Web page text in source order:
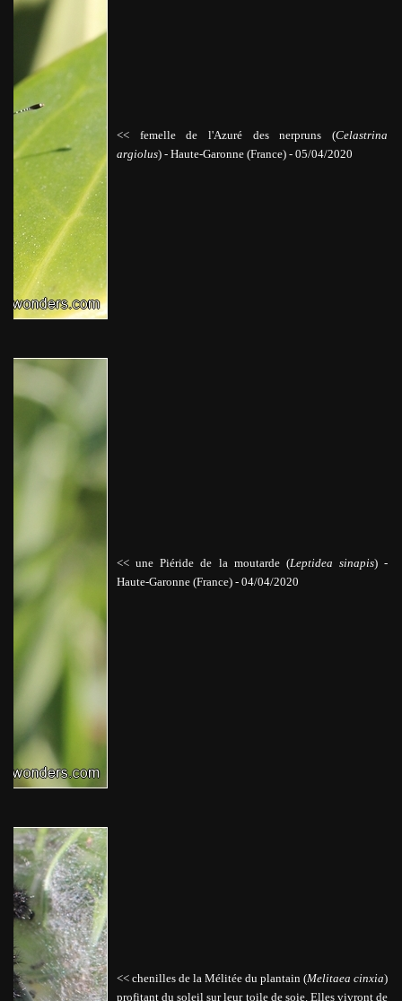
<< femelle de l'Azuré des nerpruns (Celastrina
argiolus) - Haute-Garonne (France) - 05/04/2020
<< une Piéride de la moutarde (Leptidea sinapis) -
Haute-Garonne (France) - 04/04/2020
<< chenilles de la Mélitée du plantain (Melitaea cinxia)
profitant du soleil sur leur toile de soie. Elles vivront de